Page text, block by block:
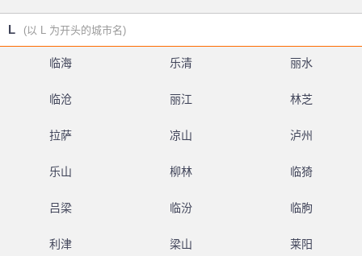
L (以 L 为开头的城市名)
临海 乐清 丽水
临沧 丽江 林芝
拉萨 凉山 泸州
乐山 柳林 临猗
吕梁 临汾 临朐
利津 梁山 莱阳